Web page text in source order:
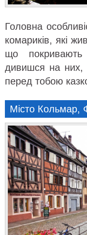
Головна
комариків, які
що покривають
дивишся на них,
перед тобою
Місто Кольмар,